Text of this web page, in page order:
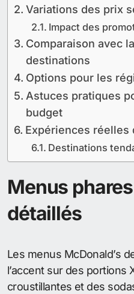
Variations des prix
Impact des
Comparaison avec
destinations
Options pour les
Astuces pratiques
budget
Expériences réelles
Destinations
Menus
détaillés
Les menus McDonald’s
l’accent sur des portions
croustillantes et des